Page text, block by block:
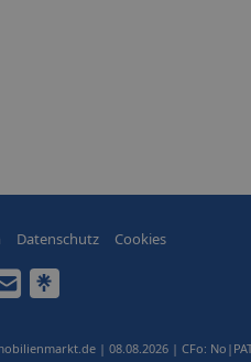
Datenschutz Cookies
| 08.08.2026 | CFo: